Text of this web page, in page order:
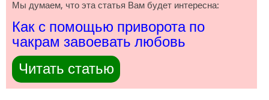
Мы думаем, что эта статья Вам будет интересна:
Как с помощью приворота по
чакрам завоевать любовь
Читать статью